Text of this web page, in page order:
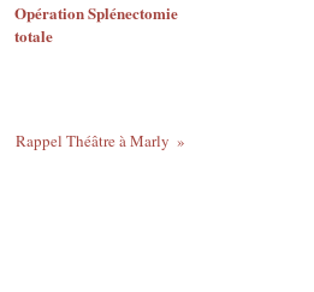
Opération Splénectomie
totale
Rappel Théâtre à Marly